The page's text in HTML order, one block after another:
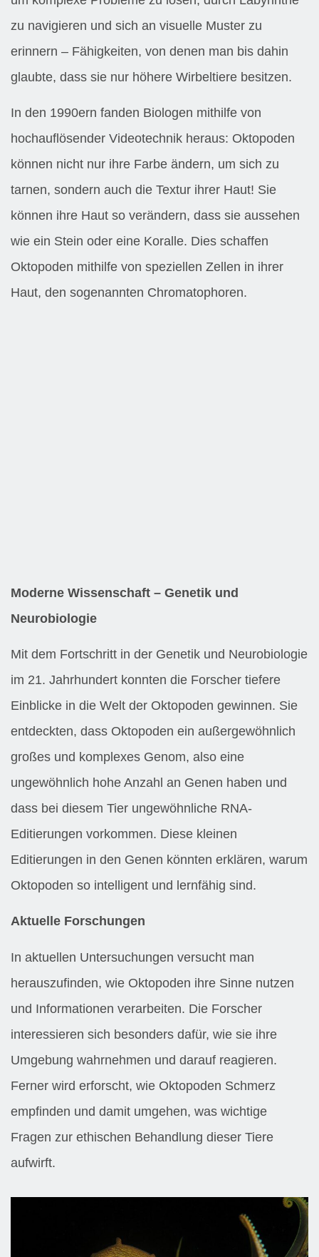
zu navigieren und sich an visuelle Muster zu
erinnern – Fähigkeiten, von denen man bis dahin
glaubte, dass sie nur höhere Wirbeltiere besitzen.
In den 1990ern fanden Biologen mithilfe von
hochauflösender Videotechnik heraus: Oktopoden
können nicht nur ihre Farbe ändern, um sich zu
tarnen, sondern auch die Textur ihrer Haut! Sie
können ihre Haut so verändern, dass sie aussehen
wie ein Stein oder eine Koralle. Dies schaffen
Oktopoden mithilfe von speziellen Zellen in ihrer
Haut, den sogenannten Chromatophoren.
Moderne Wissenschaft – Genetik und
Neurobiologie
Mit dem Fortschritt in der Genetik und Neurobiologie
im 21. Jahrhundert konnten die Forscher tiefere
Einblicke in die Welt der Oktopoden gewinnen. Sie
entdeckten, dass Oktopoden ein außergewöhnlich
großes und komplexes Genom, also eine
ungewöhnlich hohe Anzahl an Genen haben und
dass bei diesem Tier ungewöhnliche RNA-
Editierungen vorkommen. Diese kleinen
Editierungen in den Genen könnten erklären, warum
Oktopoden so intelligent und lernfähig sind.
Aktuelle Forschungen
In aktuellen Untersuchungen versucht man
herauszufinden, wie Oktopoden ihre Sinne nutzen
und Informationen verarbeiten. Die Forscher
interessieren sich besonders dafür, wie sie ihre
Umgebung wahrnehmen und darauf reagieren.
Ferner wird erforscht, wie Oktopoden Schmerz
empfinden und damit umgehen, was wichtige
Fragen zur ethischen Behandlung dieser Tiere
aufwirft.